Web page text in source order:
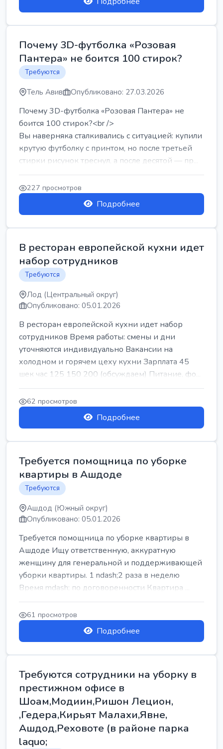
Почему 3D-футболка «Розовая
Пантера» не боится 100 стирок?
Требуются
Тель Авив Опубликовано: 27.03.2026
Почему 3D-футболка «Розовая Пантера» не
боится 100 стирок?<br />
Вы наверняка сталкивались с ситуацией: купили
крутую футболку с принтом, но после третьей
стирки рисунок треснул, а после десятой — пр...
227 просмотров
Подробнее
В ресторан европейской кухни идет
набор сотрудников
Требуются
Лод (Центральный округ)
Опубликовано: 05.01.2026
В ресторан европейской кухни идет набор
сотрудников Время работы: смены и дни
уточняются индивидуально Вакансии на
холодном и горячем цеху кухни Зарплата 45
шек час 125 150 200 (обсуждаем) Питание, фо...
62 просмотров
Подробнее
Требуется помощница по уборке
квартиры в Ашдоде
Требуются
Ашдод (Южный округ)
Опубликовано: 05.01.2026
Требуется помощница по уборке квартиры в
Ашдоде Ищу ответственную, аккуратную
женщину для генеральной и поддерживающей
уборки квартиры. 1 ndash;2 раза в неделю
Время mdash; по договоренности Квартира ...
61 просмотров
Подробнее
Требуются сотрудники на уборку в
престижном офисе в
Шоам,Модиин,Ришон Лецион,
,Гедера,Кирьят Малахи,Явне,
Ашдод,Реховоте (в районе парка
laquo;